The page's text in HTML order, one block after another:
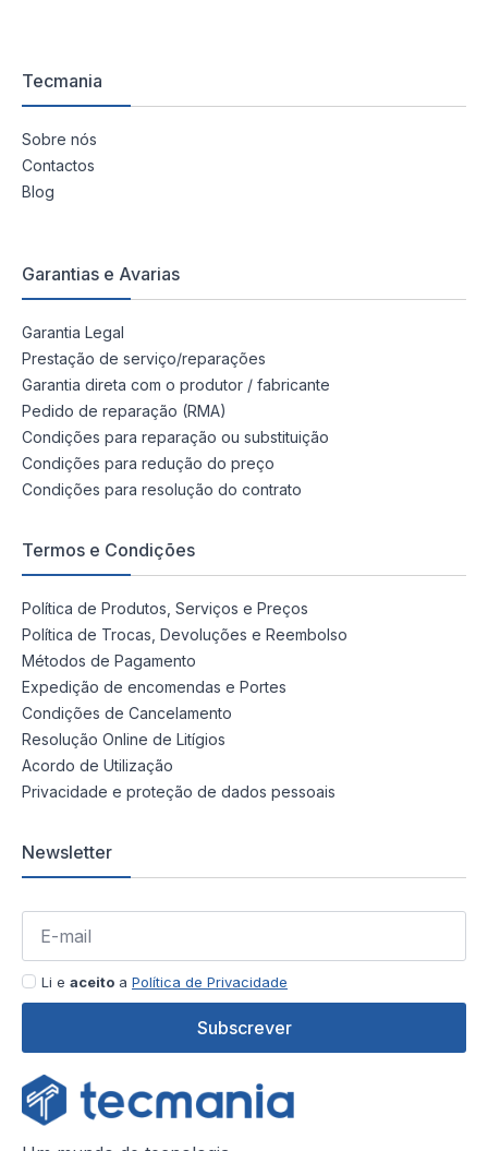
Tecmania
Sobre nós
Contactos
Blog
Garantias e Avarias
Garantia Legal
Prestação de serviço/reparações
Garantia direta com o produtor / fabricante
Pedido de reparação (RMA)
Condições para reparação ou substituição
Condições para redução do preço
Condições para resolução do contrato
Termos e Condições
Política de Produtos, Serviços e Preços
Política de Trocas, Devoluções e Reembolso
Métodos de Pagamento
Expedição de encomendas e Portes
Condições de Cancelamento
Resolução Online de Litígios
Acordo de Utilização
Privacidade e proteção de dados pessoais
Newsletter
Li e aceito a Política de Privacidade
Subscrever